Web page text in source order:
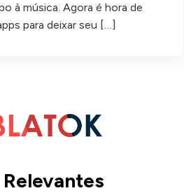
à música. Agora é hora de
para deixar seu […]